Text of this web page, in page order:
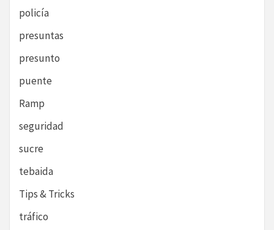
policía
presuntas
presunto
puente
Ramp
seguridad
sucre
tebaida
Tips & Tricks
tráfico